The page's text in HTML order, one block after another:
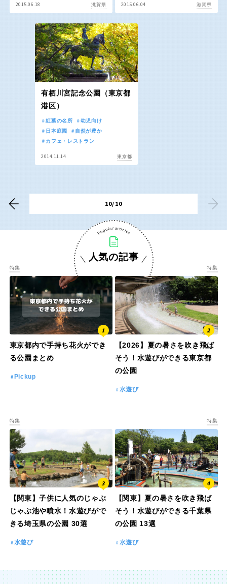
高知
九州・沖縄
福岡
鹿児島 沖縄
特徴で探す
2015.06.18 滋賀県 2015.06.04 滋賀県
有栖川宮記念公園（東京都
港区）
紅葉の名所
幼児向け
日本庭園
自然が豊か
カフェ・レストラン
2014.11.14 東京都
10/10
人気の記事
特集
東京都内で手持ち花火ができ
る公園まとめ
Pickup
特集
【2026】夏の暑さを吹き飛ば
そう！水遊びができる東京都
の公園
水遊び
特集
【関東】子供に人気のじゃぶ
じゃぶ池や噴水！水遊びがで
きる埼玉県の公園 30選
水遊び
特集
【関東】夏の暑さを吹き飛ば
そう！水遊びができる千葉県
の公園 13選
水遊び